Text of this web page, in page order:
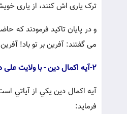
ترک یاری اش کنند، از یاری
و در پایان تاکید فرمودند که
می گفتند: آفرین بر تو باد!
2-آیه اکمال دین - با ولایت علی دین کامل و نعمت تمام شد
آيه اكمال دين يكي از آياتي
فرمايد: